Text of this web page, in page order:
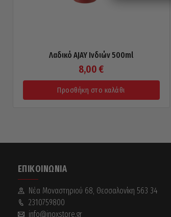
Λαδικό AJAY Ινδιών 500ml
8,00 €
Προσθήκη στο καλάθι
ΕΠΙΚΟΙΝΩΝΊΑ
Νέα Mοναστηριού 68, Θεσσαλονίκη 563 34
2310759800
info@inoxstore.gr